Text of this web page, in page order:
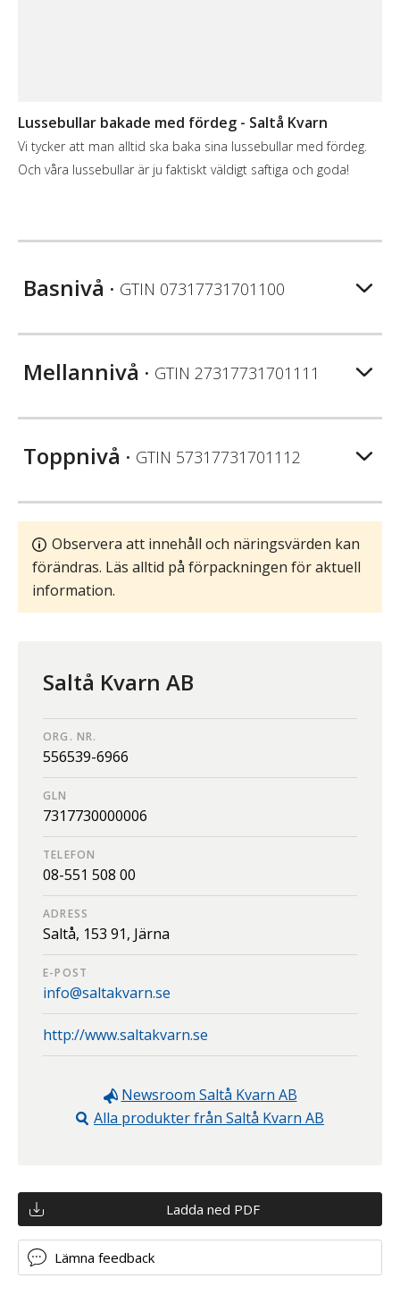
Lussebullar bakade med fördeg - Saltå Kvarn
Vi tycker att man alltid ska baka sina lussebullar med fördeg.
Och våra lussebullar är ju faktiskt väldigt saftiga och goda!
Basnivå • GTIN 07317731701100
Mellannivå • GTIN 27317731701111
Toppnivå • GTIN 57317731701112
Observera att innehåll och näringsvärden kan
förändras. Läs alltid på förpackningen för aktuell
information.
Saltå Kvarn AB
ORG. NR.
556539-6966
GLN
7317730000006
TELEFON
08-551 508 00
ADRESS
Saltå, 153 91, Järna
E-POST
info@saltakvarn.se
http://www.saltakvarn.se
Newsroom Saltå Kvarn AB
Alla produkter från Saltå Kvarn AB
Ladda ned PDF
Lämna feedback